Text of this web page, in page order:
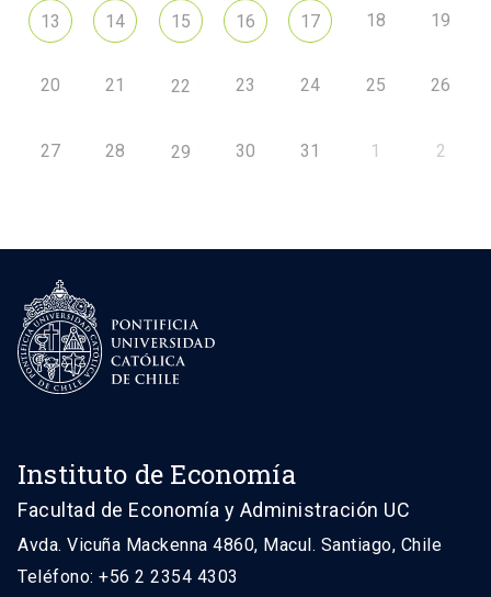
13 14 15 16 17 18 19
20 21 22 23 24 25 26
27 28 29 30 31 1 2
Instituto de Economía
Facultad de Economía y Administración UC
Avda. Vicuña Mackenna 4860, Macul. Santiago, Chile
Teléfono: +56 2 2354 4303